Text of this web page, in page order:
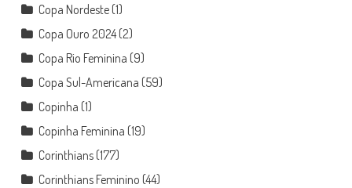
Copa Nordeste(1)
Copa Ouro 2024(2)
Copa Rio Feminina (9)
Copa Sul-Americana (59)
Copinha (1)
Copinha Feminina (19)
Corinthians(177)
Corinthians Feminino (44)